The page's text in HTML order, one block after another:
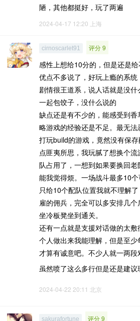
陋，其他都挺好，玩了两遍
2024-04-17 12:20 上海
cirnoscarlet91 评分 9
感性上想给10分的，但是还是给
优点不多说了，好玩上瘾的系统
剧情很王道系，说人话就是没
一起包饺子，没什么说的
缺点还是有不少的，能感受到
略游戏的经验还是不足。最无
打玩build的游戏，竟然没有保
点匪夷所思，我玩腻了想换个
队占用了，一想到如果要换回
能我觉得烦。一场战斗最多10
只给10个配队位置我就不理解
雇的佣兵，完全可以多安排几
坐冷板凳坐到通关。
还有一点就是支援对话做的太
个人做出来我能理解，但是至
才算有诚意吧。不少人就一两段
虽然喷了这么多行但是还是建
2024-04-22 20:11 北京
sakurafortune 评分 9